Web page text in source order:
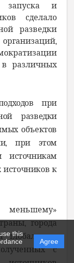
this
Agree
запуска и
сделало
разведки
в различных
при
разведки
объектов
при этом
источникам
источников к
города
глобальных
с